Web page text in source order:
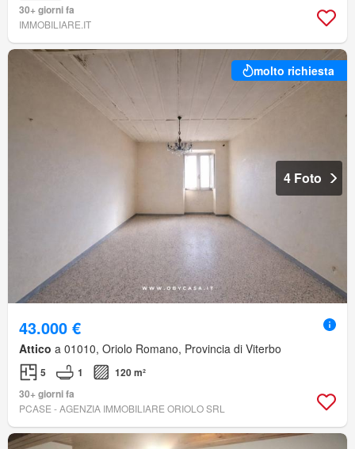
30+ giorni fa
IMMOBILIARE.IT
molto richiesta
4 Foto
43.000 €
Attico a 01010, Oriolo Romano, Provincia di Viterbo
5 1
120 m²
30+ giorni fa
PCASE - AGENZIA IMMOBILIARE ORIOLO SRL